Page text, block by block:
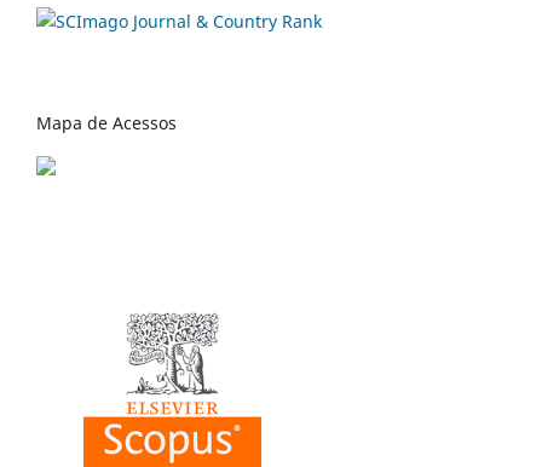
Mapa de Acessos